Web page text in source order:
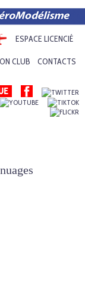
ESPACE LICENCIÉ
CLUB CONTACTS